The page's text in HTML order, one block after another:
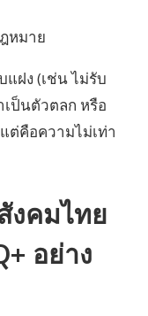
หมาย
ฝง (เช่น ไม่รับ
เป็นตัวตลก หรือ
ต่คือความไม่เท่า
งคมไทย
อย่าง